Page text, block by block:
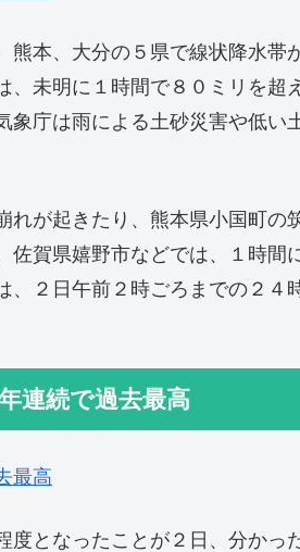
本、大分の５県で線状降水帯
未明に１時間で８０ミリを超
庁は雨による土砂災害や低い
が起きたり、熊本県小国町の
賀県嬉野市などでは、１時間
２日午前２時ごろまでの２４
連続で過去最高
最高
度となったことが２日、分かっ